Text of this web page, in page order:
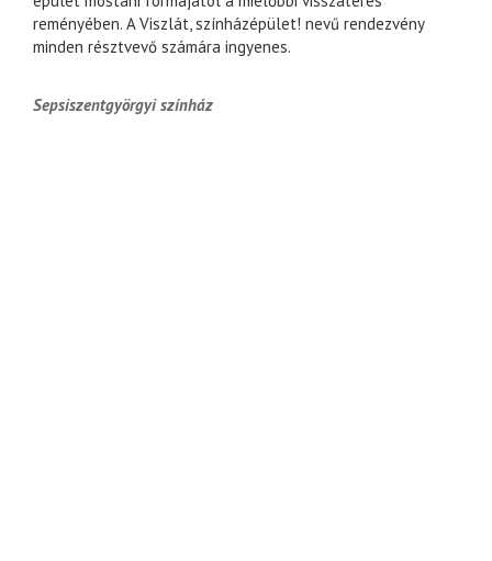
reményében. A Viszlát, színházépület! nevű rendezvény
minden résztvevő számára ingyenes.
Sepsiszentgyörgyi színház